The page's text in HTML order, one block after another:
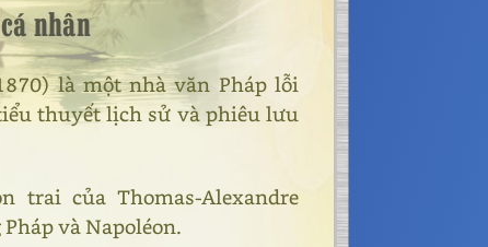
nhân
là một nhà văn Pháp lỗi
thuyết lịch sử và phiêu lưu
trai của Thomas-Alexandre
và Napoléon.